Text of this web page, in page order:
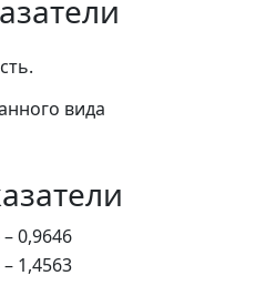
вида
0,9646
1,4563